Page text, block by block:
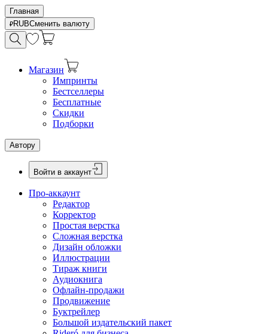
Главная
RUBСменить валюту
Магазин
Импринты
Бестселлеры
Бесплатные
Скидки
Подборки
Автору
Войти в аккаунт
Про-аккаунт
Редактор
Корректор
Простая верстка
Сложная верстка
Дизайн обложки
Иллюстрации
Тираж книги
Аудиокнига
Офлайн-продажи
Продвижение
Буктрейлер
Большой издательский пакет